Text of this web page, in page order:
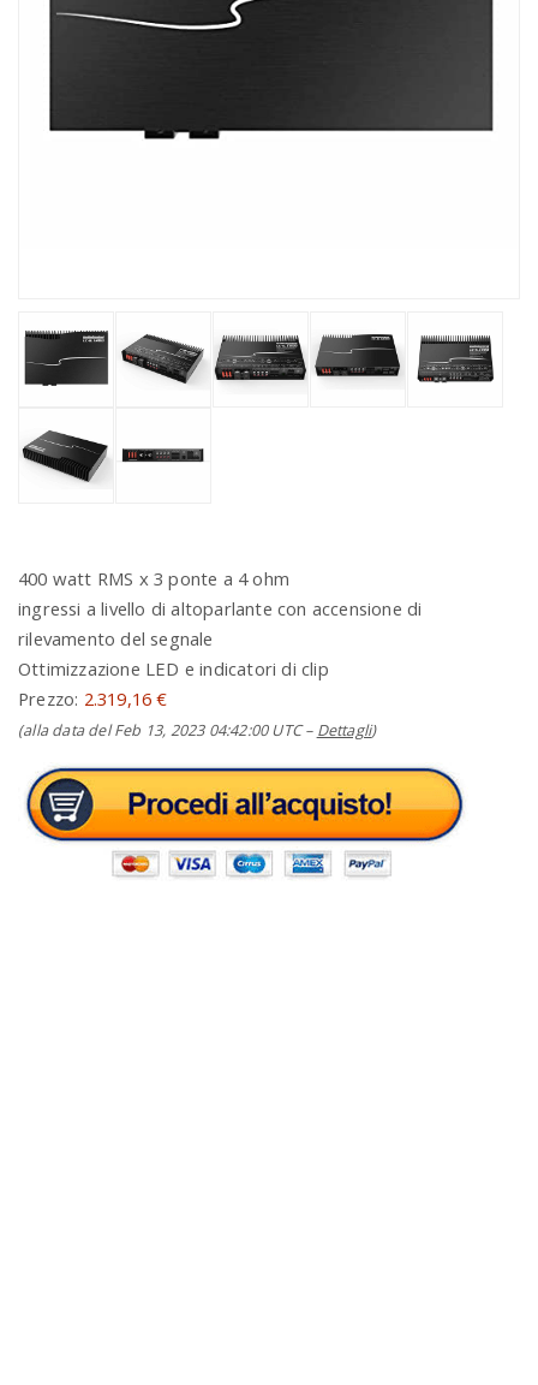
400 watt RMS x 3 ponte a 4 ohm
ingressi a livello di altoparlante con accensione di
rilevamento del segnale
Ottimizzazione LED e indicatori di clip
Prezzo: 2.319,16 €
(alla data del Feb 13, 2023 04:42:00 UTC – Dettagli)